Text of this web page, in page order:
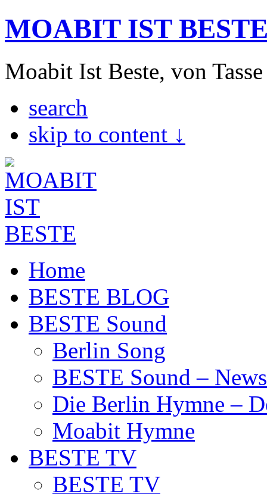
MOABIT IST
Moabit Ist Beste, von
search
skip to content ↓
Home
BESTE BLOG
BESTE Sound
Berlin Song
BESTE Sound –
Die Berlin Hymne –
Moabit Hymne
BESTE TV
BESTE TV